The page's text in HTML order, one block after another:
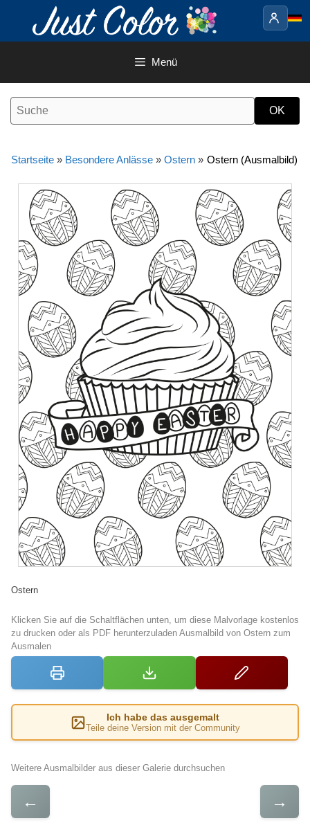
Inhalt
Menü
Startseite » Besondere Anlässe » Ostern » Ostern (Ausmalbild)
Ostern
Klicken Sie auf die Schaltflächen unten, um diese Malvorlage kostenlos
zu drucken oder als PDF herunterzuladen Ausmalbild von Ostern zum
Ausmalen
Ich habe das ausgemalt
Teile deine Version mit der Community
Weitere Ausmalbilder aus dieser Galerie durchsuchen
← →